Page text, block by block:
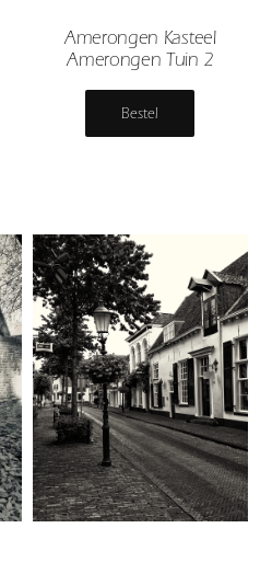
Amerongen Kasteel
Amerongen Tuin 2
Bestel